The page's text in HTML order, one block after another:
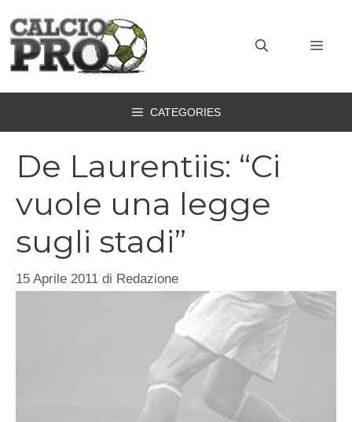
contenuto
CATEGORIES
De Laurentiis: “Ci
vuole una legge
sugli stadi”
15 Aprile 2011 di Redazione